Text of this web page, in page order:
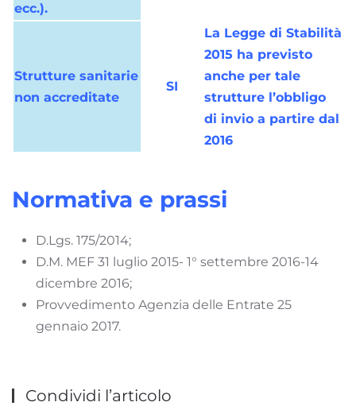
ecc.).
Strutture sanitarie
non accreditate
SI
La Legge di Stabilità
2015 ha previsto
anche per tale
strutture l’obbligo
di invio a partire dal
2016
Normativa e prassi
D.Lgs. 175/2014;
D.M. MEF 31 luglio 2015- 1° settembre 2016-14
dicembre 2016;
Provvedimento Agenzia delle Entrate 25
gennaio 2017.
Condividi l’articolo